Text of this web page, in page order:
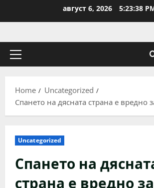
август 6, 2026 5:23:38
Primary
Home
Uncategorized
Спането на дясната страна е вредно
Uncategorized
Спането на
страна е вредно за